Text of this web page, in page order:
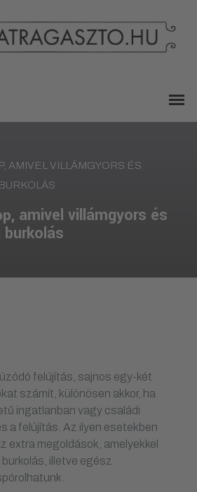
AMIVEL VILLÁMGYORS ÉS
amivel villámgyors és
felújítás, sajnos egy-két
számít, különösen akkor, ha
ingatlanban vagy családi
a felújítás. Az ilyen esetekben
extra megoldások, amelyekkel
illetve egész